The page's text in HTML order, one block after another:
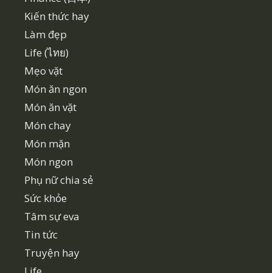
Kiến thức hay
Làm đẹp
Life (ไทย)
Mẹo vặt
Món ăn ngon
Món ăn vặt
Món chay
Món mặn
Món ngon
Phụ nữ chia sẻ
Sức khỏe
Tâm sự eva
Tin tức
Truyện hay